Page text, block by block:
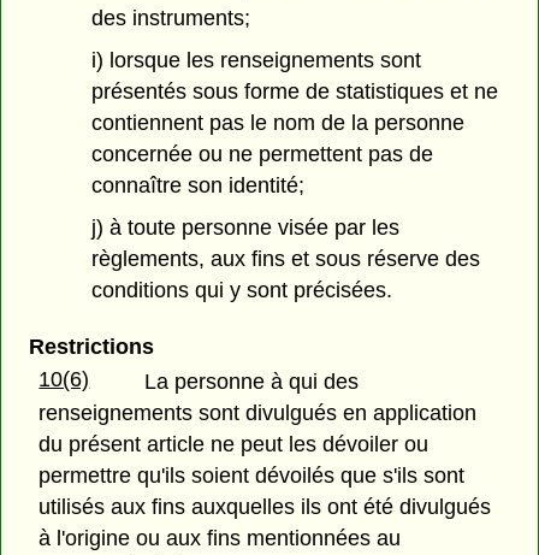
des instruments;
i) lorsque les renseignements sont
présentés sous forme de statistiques et ne
contiennent pas le nom de la personne
concernée ou ne permettent pas de
connaître son identité;
j) à toute personne visée par les
règlements, aux fins et sous réserve des
conditions qui y sont précisées.
Restrictions
10(6)
La personne à qui des
renseignements sont divulgués en application
du présent article ne peut les dévoiler ou
permettre qu'ils soient dévoilés que s'ils sont
utilisés aux fins auxquelles ils ont été divulgués
à l'origine ou aux fins mentionnées au